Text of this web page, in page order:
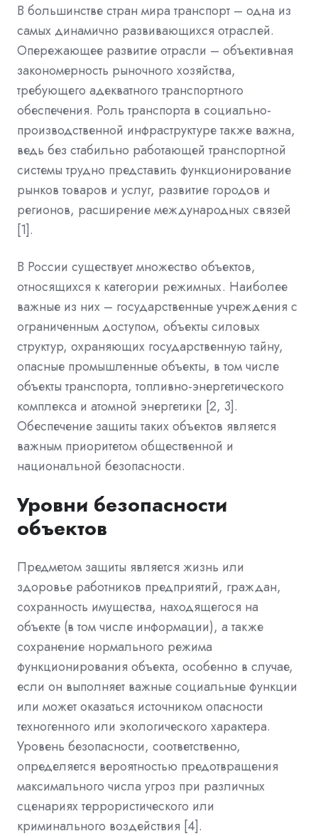
В большинстве стран мира транспорт – одна из
самых динамично развивающихся отраслей.
Опережающее развитие отрасли – объективная
закономерность рыночного хозяйства,
требующего адекватного транспортного
обеспечения. Роль транспорта в социально-
производственной инфраструктуре также важна,
ведь без стабильно работающей транспортной
системы трудно представить функционирование
рынков товаров и услуг, развитие городов и
регионов, расширение международных связей
[1].
В России существует множество объектов,
относящихся к категории режимных. Наиболее
важные из них – государственные учреждения с
ограниченным доступом, объекты силовых
структур, охраняющих государственную тайну,
опасные промышленные объекты, в том числе
объекты транспорта, топливно-энергетического
комплекса и атомной энергетики [2, 3].
Обеспечение защиты таких объектов является
важным приоритетом общественной и
национальной безопасности.
Уровни безопасности
объектов
Предметом защиты является жизнь или
здоровье работников предприятий, граждан,
сохранность имущества, находящегося на
объекте (в том числе информации), а также
сохранение нормального режима
функционирования объекта, особенно в случае,
если он выполняет важные социальные функции
или может оказаться источником опасности
техногенного или экологического характера.
Уровень безопасности, соответственно,
определяется вероятностью предотвращения
максимального числа угроз при различных
сценариях террористического или
криминального воздействия [4].